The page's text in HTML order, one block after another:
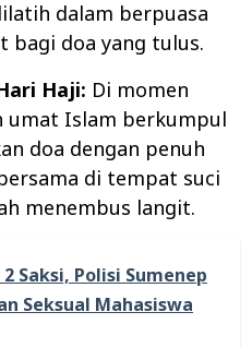
dalam berpuasa
bagi doa yang tulus.
Haji: Di momen
umat Islam berkumpul
doa dengan penuh
di tempat suci
menembus langit.
Saksi, Polisi Sumenep
Seksual Mahasiswa